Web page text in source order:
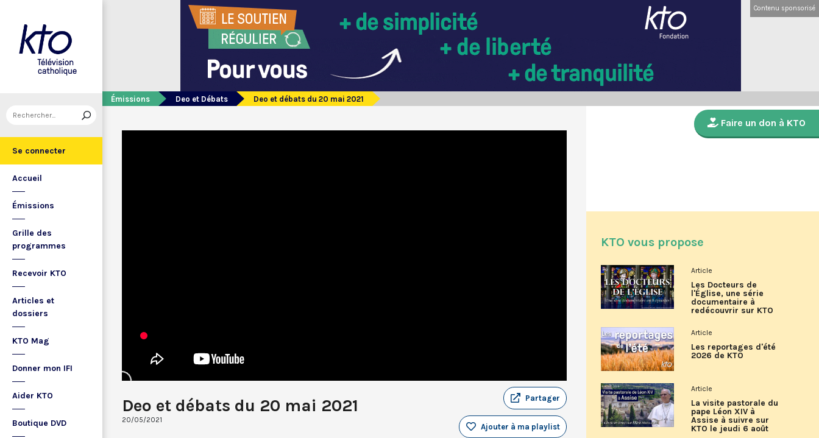
Se connecter
Accueil
Émissions
Grille des
programmes
Recevoir KTO
Articles et
dossiers
KTO Mag
Donner mon IFI
Aider KTO
Boutique DVD
Contenu sponsorisé
Émissions Deo et Débats Deo et débats du 20 mai 2021
Deo et débats du 20 mai 2021
20/05/2021
Partager
Ajouter à ma playlist
Faire un don à KTO
KTO vous propose
Article
Les Docteurs de
l'Église, une série
documentaire à
redécouvrir sur KTO
Article
Les reportages d'été
2026 de KTO
Article
La visite pastorale du
pape Léon XIV à
Assise à suivre sur
KTO le jeudi 6 août